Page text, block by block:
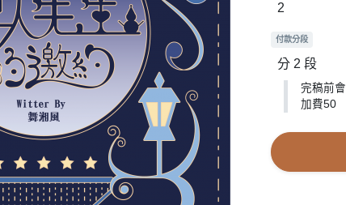
2
付款分段
分 2 段
完稿前
加費50